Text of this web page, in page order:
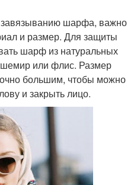
завязыванию шарфа, важно
и размер. Для защиты
шарф из натуральных
или флис. Размер
большим, чтобы можно
и закрыть лицо.